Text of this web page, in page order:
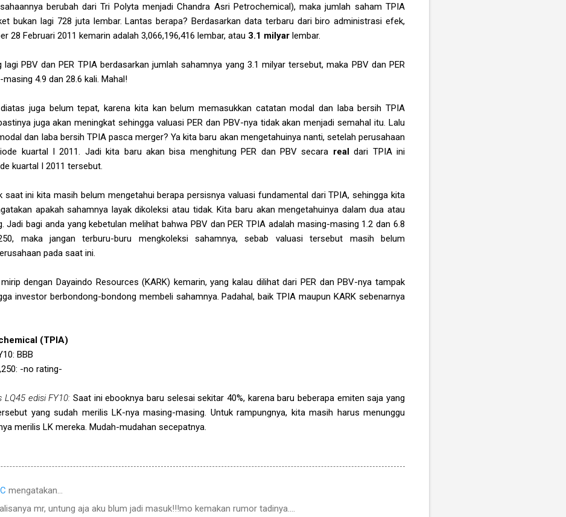
berubah dari Tri Polyta menjadi Chandra Asri Petrochemical), maka jumlah saham TPIA
bukan lagi 728 juta lembar. Lantas berapa? Berdasarkan data terbaru dari biro administrasi efek,
28 Februari 2011 kemarin adalah 3,066,196,416 lembar, atau 3.1 milyar lembar.
lagi PBV dan PER TPIA berdasarkan jumlah sahamnya yang 3.1 milyar tersebut, maka PBV dan PER
4.9 dan 28.6 kali. Mahal!
juga belum tepat, karena kita kan belum memasukkan catatan modal dan laba bersih TPIA
juga akan meningkat sehingga valuasi PER dan PBV-nya tidak akan menjadi semahal itu. Lalu
dan laba bersih TPIA pasca merger? Ya kita baru akan mengetahuinya nanti, setelah perusahaan
kuartal I 2011. Jadi kita baru akan bisa menghitung PER dan PBV secara realdari TPIA ini
kuartal I 2011 tersebut.
saat ini kita masih belum mengetahui berapa persisnya valuasi fundamental dari TPIA, sehingga kita
apakah sahamnya layak dikoleksi atau tidak. Kita baru akan mengetahuinya dalam dua atau
Jadi bagi anda yang kebetulan melihat bahwa PBV dan PER TPIA adalah masing-masing 1.2 dan 6.8
maka jangan terburu-buru mengkoleksi sahamnya, sebab valuasi tersebut masih belum
pada saat ini.
dengan Dayaindo Resources (KARK) kemarin, yang kalau dilihat dari PER dan PBV-nya tampak
investor berbondong-bondong membeli sahamnya. Padahal, baik TPIA maupun KARK sebenarnya
(TPIA)
BBB
-no rating-
LQ45 edisi FY10: Saat ini ebooknya baru selesai sekitar 40%, karena baru beberapa emiten saja yang
yang sudah merilis LK-nya masing-masing. Untuk rampungnya, kita masih harus menunggu
merilis LK mereka. Mudah-mudahan secepatnya.
mengatakan…
mr, untung aja aku blum jadi masuk!!!mo kemakan rumor tadinya....